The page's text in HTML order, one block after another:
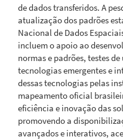
de dados transferidos. A
atualização dos padrões
Nacional de Dados
incluem o apoio ao
normas e padrões, testes
tecnologias emergentes e
dessas tecnologias pelas
mapeamento oficial
eficiência e inovação das
promovendo a
avançados e interativos,